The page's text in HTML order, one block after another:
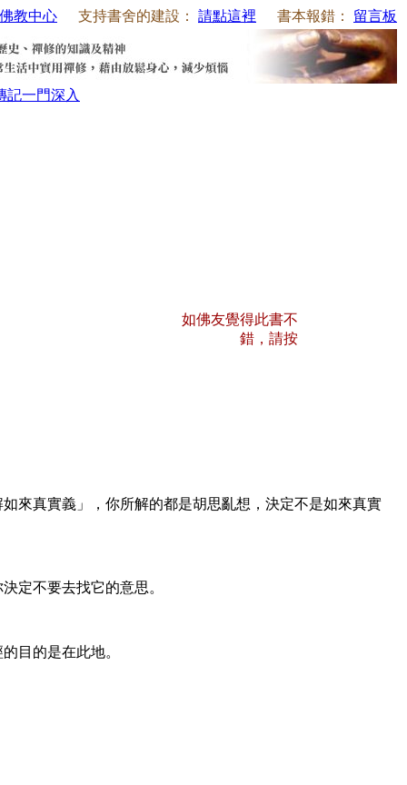
教中心 支持書舍的建設： 請點這裡 書本報錯： 留言板
記一門深入
如佛友覺得此書不
錯，請按
來真實義」，你所解的都是胡思亂想，決定不是如來真實
定不要去找它的意思。
目的是在此地。